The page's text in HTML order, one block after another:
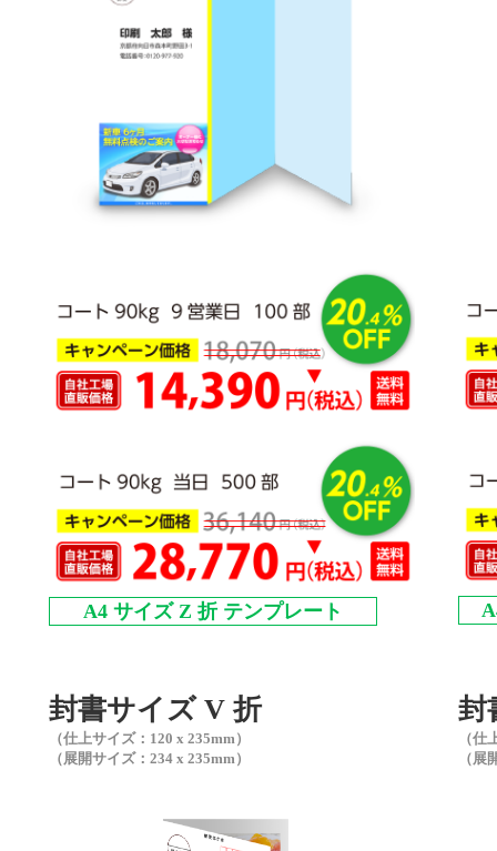
A4 サイズ Z 折 テンプレート
封書サイズ V 折
（仕上サイズ：120 x 235mm）
（展開サイズ：234 x 235mm）
封
（仕
（展